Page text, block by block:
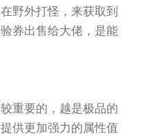
野外打怪，来获取到
券出售给大佬，是能
重要的，越是极品的
供更加强力的属性值